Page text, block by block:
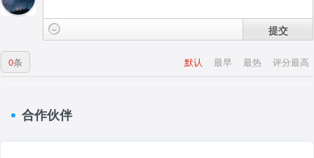
提交
默认 最早 最热 评分最高
0条
合作伙伴